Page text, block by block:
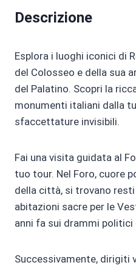
Descrizione
Esplora i luoghi iconici di
del Colosseo e della sua
del Palatino. Scopri la
monumenti italiani dalla
sfaccettature invisibili.
Fai una visita guidata al
tuo tour. Nel Foro, cuore
della città, si trovano
abitazioni sacre per le
anni fa sui drammi politici
Successivamente, dirigiti